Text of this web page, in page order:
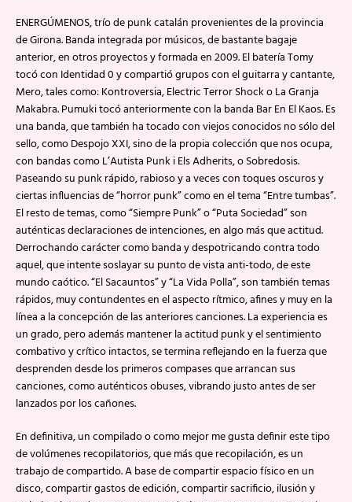
ENERGÚMENOS, trío de punk catalán provenientes de la provincia
de Girona. Banda integrada por músicos, de bastante bagaje
anterior, en otros proyectos y formada en 2009. El batería Tomy
tocó con Identidad 0 y compartió grupos con el guitarra y cantante,
Mero, tales como: Kontroversia, Electric Terror Shock o La Granja
Makabra. Pumuki tocó anteriormente con la banda Bar En El Kaos. Es
una banda, que también ha tocado con viejos conocidos no sólo del
sello, como Despojo XXI, sino de la propia colección que nos ocupa,
con bandas como L’Autista Punk i Els Adherits, o Sobredosis.
Paseando su punk rápido, rabioso y a veces con toques oscuros y
ciertas influencias de “horror punk” como en el tema “Entre tumbas”.
El resto de temas, como “Siempre Punk” o “Puta Sociedad” son
auténticas declaraciones de intenciones, en algo más que actitud.
Derrochando carácter como banda y despotricando contra todo
aquel, que intente soslayar su punto de vista anti-todo, de este
mundo caótico. “El Sacauntos” y “La Vida Polla”, son también temas
rápidos, muy contundentes en el aspecto rítmico, afines y muy en la
línea a la concepción de las anteriores canciones. La experiencia es
un grado, pero además mantener la actitud punk y el sentimiento
combativo y crítico intactos, se termina reflejando en la fuerza que
desprenden desde los primeros compases que arrancan sus
canciones, como auténticos obuses, vibrando justo antes de ser
lanzados por los cañones.
En definitiva, un compilado o como mejor me gusta definir este tipo
de volúmenes recopilatorios, que más que recopilación, es un
trabajo de compartido. A base de compartir espacio físico en un
disco, compartir gastos de edición, compartir sacrificio, ilusión y